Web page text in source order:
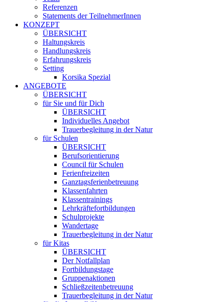
Referenzen
Statements der TeilnehmerInnen
KONZEPT
ÜBERSICHT
Haltungskreis
Handlungskreis
Erfahrungskreis
Setting
Korsika Spezial
ANGEBOTE
ÜBERSICHT
für Sie und für Dich
ÜBERSICHT
Individuelles Angebot
Trauerbegleitung in der Natur
für Schulen
ÜBERSICHT
Berufsorientierung
Council für Schulen
Ferienfreizeiten
Ganztagsferienbetreuung
Klassenfahrten
Klassentrainings
Lehrkräftefortbildungen
Schulprojekte
Wandertage
Trauerbegleitung in der Natur
für Kitas
ÜBERSICHT
Der Notfallplan
Fortbildungstage
Gruppenaktionen
Schließzeitenbetreuung
Trauerbegleitung in der Natur